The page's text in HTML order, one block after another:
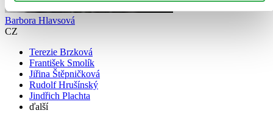
Barbora Hlavsová
CZ
Terezie Brzková
František Smolík
Jiřina Štěpničková
Rudolf Hrušínský
Jindřich Plachta
ďalší